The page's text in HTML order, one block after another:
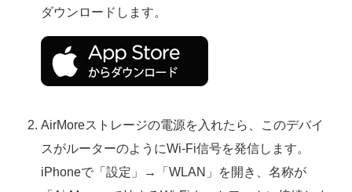
ダウンロードします。
AirMoreストレージの電源を入れたら、このデバイ
スがルーターのようにWi-Fi信号を発信します。
iPhoneで「設定」→「WLAN」を開き、名称が